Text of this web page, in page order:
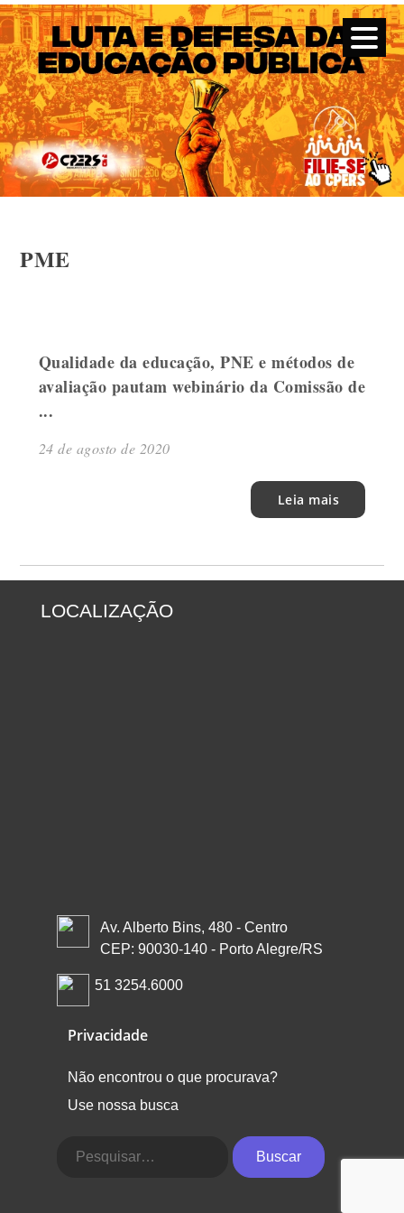
CPERS – Sindicato
CPERS – Sindicato dos Professores e Funcionários de escola
do Estado do Rio Grande do Sul
PME
Qualidade da educação, PNE e métodos de
avaliação pautam webinário da Comissão de
...
24 de agosto de 2020
Leia mais
LOCALIZAÇÃO
Av. Alberto Bins, 480 - Centro
CEP: 90030-140 - Porto Alegre/RS
51 3254.6000
Privacidade
Não encontrou o que procurava?
Use nossa busca
Buscar